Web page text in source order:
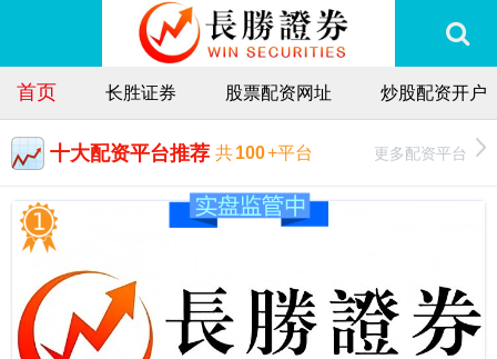
首页 长胜证券 股票配资网址 炒股配资开户
十大配资平台推荐 共100+平台 更多配资平台